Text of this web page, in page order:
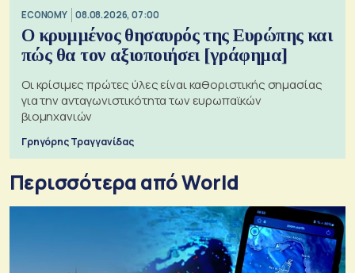
ECONOMY 08.08.2026, 07:00
Ο κρυμμένος θησαυρός της Ευρώπης και
πώς θα τον αξιοποιήσει [γράφημα]
Οι κρίσιμες πρώτες ύλες είναι καθοριστικής σημασίας
για την ανταγωνιστικότητα των ευρωπαϊκών
βιομηχανιών
Γρηγόρης Τραγγανίδας
Περισσότερα από World